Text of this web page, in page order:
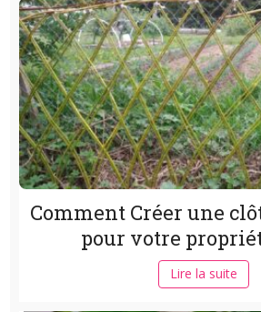
Comment Créer une
pour votre
Lire la suite